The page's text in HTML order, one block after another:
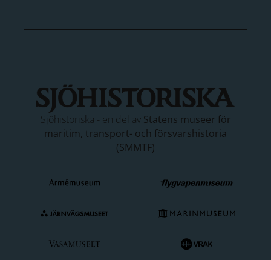
Sjöhistoriska - en del av Statens museer för
maritim, transport- och försvarshistoria
(SMMTF)